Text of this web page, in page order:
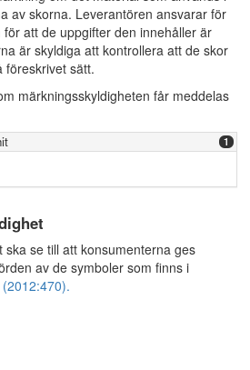
av skorna. Leverantören ansvarar för
att de uppgifter den innehåller är
är skyldiga att kontrollera att de skor
föreskrivet sätt.
märkningsskyldigheten får meddelas
1
ska se till att konsumenterna ges
av de symboler som finns i